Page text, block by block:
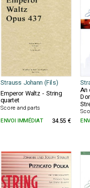
Strauss Johann (Fils)
Emperor Waltz - String
quartet
Score and parts
An
ENVOI IMMÉDIAT
34.55 €